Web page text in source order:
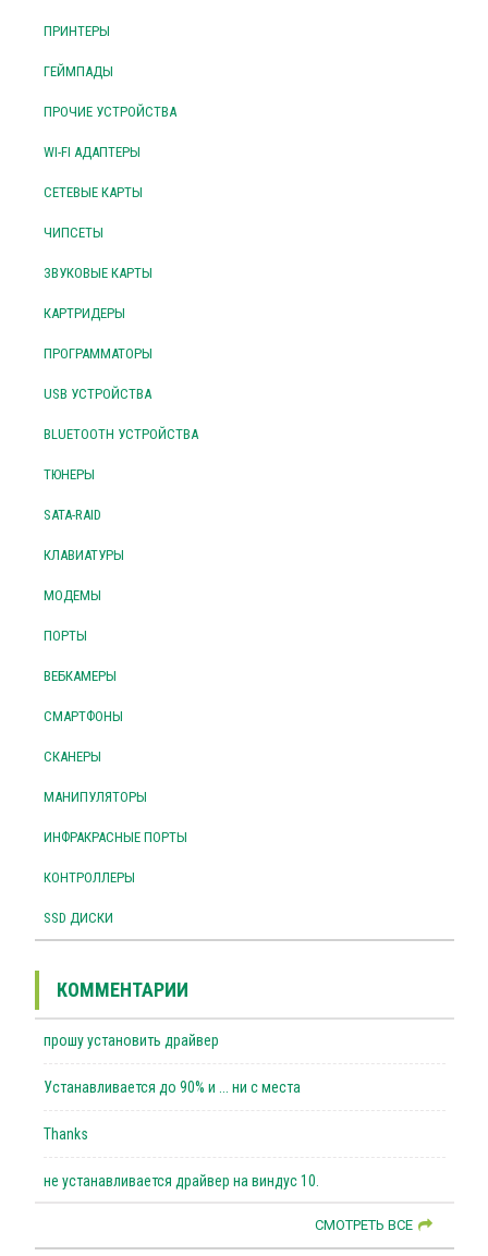
ПРИНТЕРЫ
ГЕЙМПАДЫ
ПРОЧИЕ УСТРОЙСТВА
WI-FI АДАПТЕРЫ
СЕТЕВЫЕ КАРТЫ
ЧИПСЕТЫ
ЗВУКОВЫЕ КАРТЫ
КАРТРИДЕРЫ
ПРОГРАММАТОРЫ
USB УСТРОЙСТВА
BLUETOOTH УСТРОЙСТВА
ТЮНЕРЫ
SATA-RAID
КЛАВИАТУРЫ
МОДЕМЫ
ПОРТЫ
ВЕБКАМЕРЫ
СМАРТФОНЫ
СКАНЕРЫ
МАНИПУЛЯТОРЫ
ИНФРАКРАСНЫЕ ПОРТЫ
КОНТРОЛЛЕРЫ
SSD ДИСКИ
КОММЕНТАРИИ
прошу установить драйвер
Устанавливается до 90% и ... ни с места
Thanks
не устанавливается драйвер на виндус 10.
СМОТРЕТЬ ВСЕ